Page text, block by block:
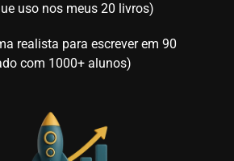
uso nos meus 20 livros)
realista para escrever em 90
com 1000+ alunos)